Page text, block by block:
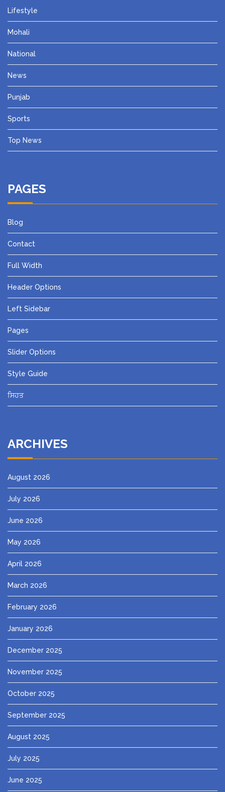
Lifestyle
Mohali
National
News
Punjab
Sports
Top News
PAGES
Blog
Contact
Full Width
Header Options
Left Sidebar
Pages
Slider Options
Style Guide
ਸਿਹਤ
ARCHIVES
August 2026
July 2026
June 2026
May 2026
April 2026
March 2026
February 2026
January 2026
December 2025
November 2025
October 2025
September 2025
August 2025
July 2025
June 2025